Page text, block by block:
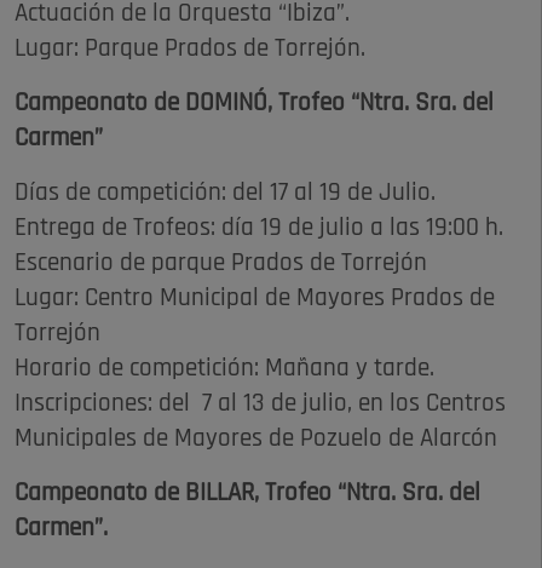
Actuación de la Orquesta “Ibiza”.
Lugar: Parque Prados de Torrejón.
Campeonato de DOMINÓ, Trofeo “Ntra. Sra. del
Carmen”
Días de competición: del 17 al 19 de Julio.
Entrega de Trofeos: día 19 de julio a las 19:00 h.
Escenario de parque Prados de Torrejón
Lugar: Centro Municipal de Mayores Prados de
Torrejón
Horario de competición: Mañana y tarde.
Inscripciones: del 7 al 13 de julio, en los Centros
Municipales de Mayores de Pozuelo de Alarcón
Campeonato de BILLAR, Trofeo “Ntra. Sra. del
Carmen”.